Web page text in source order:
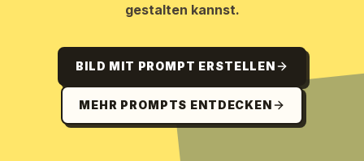
gestalten kannst.
BILD MIT PROMPT ERSTELLEN
MEHR PROMPTS ENTDECKEN